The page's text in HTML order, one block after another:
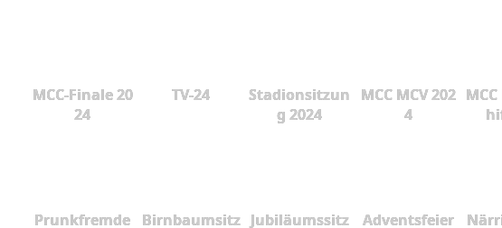
MCC-Finale 20
24
TV-24
Stadionsitzun
g 2024
MCC MCV 202
4
Prunkfremde
Birnbaumsitz Jubiläumssitz
Adventsfeier